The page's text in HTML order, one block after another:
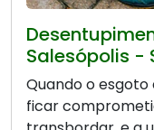
Salesópolis -
Quando o
ficar